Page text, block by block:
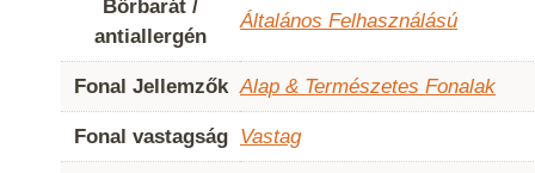
Bőrbarát /
antiallergén
Általános Felhasználású
Fonal Jellemzők Alap & Természetes Fonalak
Fonal vastagság Vastag